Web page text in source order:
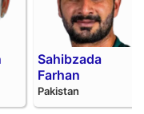
Sahibzada
Farhan
Pakistan